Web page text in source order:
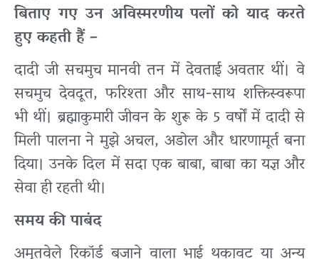
बिताए गए उन अविस्मरणीय पलों को याद करते
हुए कहती हैं –
दादी जी सचमुच मानवी तन में देवताई अवतार थीं। वे
सचमुच देवदूत, फरिश्ता और साथ-साथ शक्तिस्वरूपा
भी थीं। ब्रह्माकुमारी जीवन के शुरू के 5 वर्षों में दादी से
मिली पालना ने मुझे अचल, अडोल और धारणामूर्त बना
दिया। उनके दिल में सदा एक बाबा, बाबा का यज्ञ और
सेवा ही रहती थी।
समय की पाबंद